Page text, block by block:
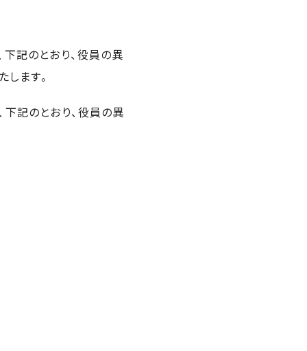
記のとおり、役員の異
ます。
記のとおり、役員の異